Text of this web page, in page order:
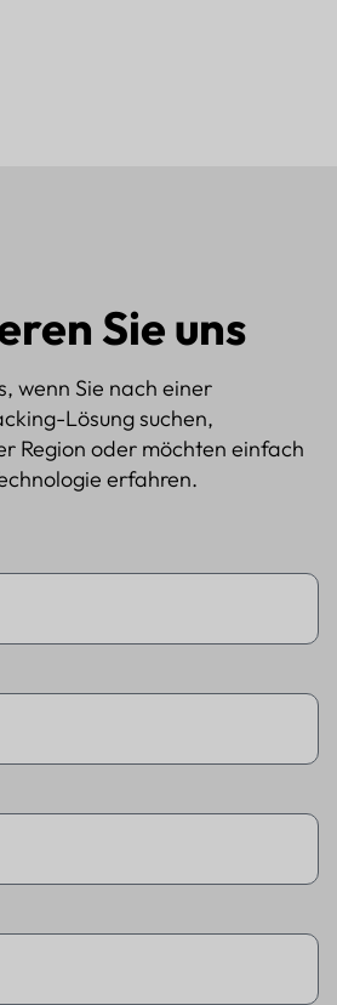
Sie uns
wenn Sie nach einer
Lösung suchen,
Region oder möchten einfach
erfahren.